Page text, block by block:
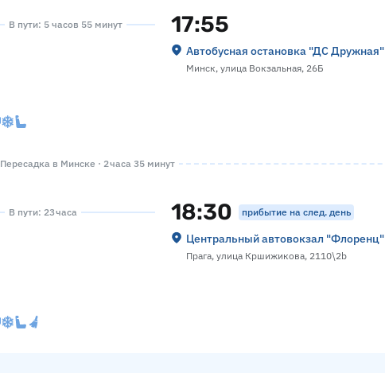
В пути: 5 часов 55 минут 17:55
Автобусная остановка "ДС Дружная"
Минск, улица Вокзальная, 26Б
Пересадка в Минске · 2 часа 35 минут
В пути: 23 часа 18:30 прибытие на след. день
Центральный автовокзал "Флоренц"
Прага, улица Кршижикова, 2110\2b